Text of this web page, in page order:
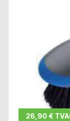
26,90 €